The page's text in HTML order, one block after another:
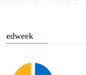
edweek